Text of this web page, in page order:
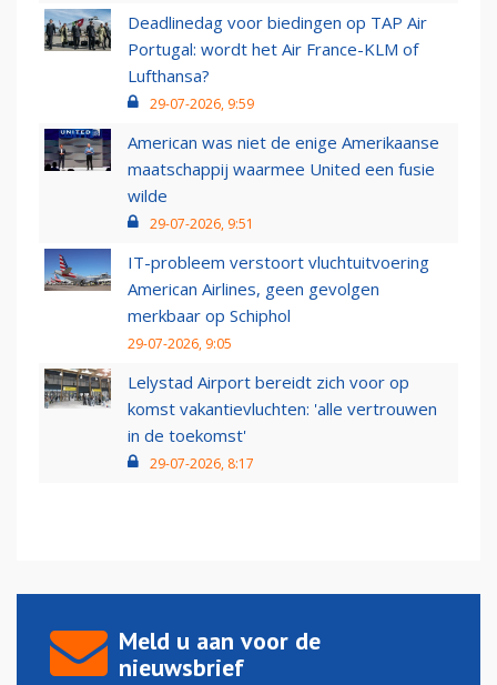
Deadlinedag voor biedingen op TAP Air
Portugal: wordt het Air France-KLM of
Lufthansa?
29-07-2026, 9:59
American was niet de enige Amerikaanse
maatschappij waarmee United een fusie
wilde
29-07-2026, 9:51
IT-probleem verstoort vluchtuitvoering
American Airlines, geen gevolgen
merkbaar op Schiphol
29-07-2026, 9:05
Lelystad Airport bereidt zich voor op
komst vakantievluchten: 'alle vertrouwen
in de toekomst'
29-07-2026, 8:17
Meld u aan voor de
nieuwsbrief